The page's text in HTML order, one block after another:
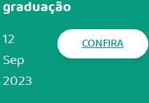
graduação
12
Sep
2023
CONFIRA